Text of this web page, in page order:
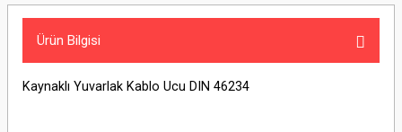
Ürün Bilgisi
Kaynaklı Yuvarlak Kablo Ucu DIN 46234